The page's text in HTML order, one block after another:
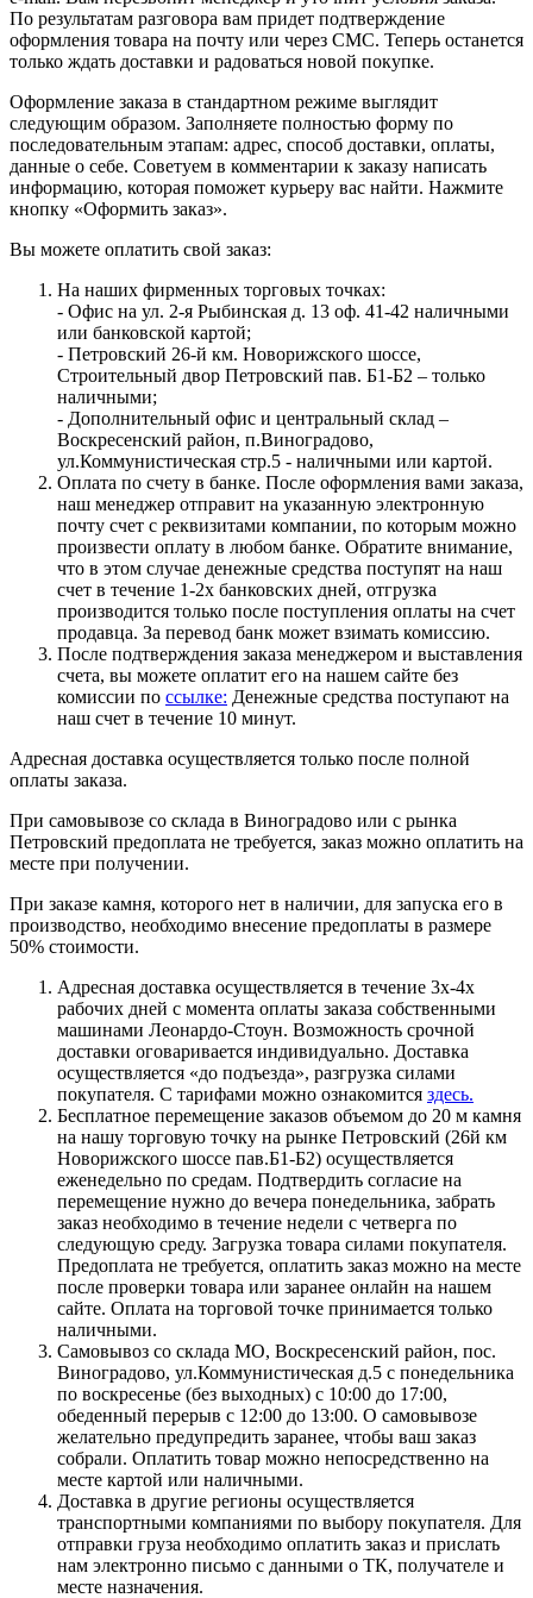
По результатам разговора вам придет подтверждение
оформления товара на почту или через СМС. Теперь останется
только ждать доставки и радоваться новой покупке.
Оформление заказа в стандартном режиме выглядит
следующим образом. Заполняете полностью форму по
последовательным этапам: адрес, способ доставки, оплаты,
данные о себе. Советуем в комментарии к заказу написать
информацию, которая поможет курьеру вас найти. Нажмите
кнопку «Оформить заказ».
Вы можете оплатить свой заказ:
На наших фирменных торговых точках:
- Офис на ул. 2-я Рыбинская д. 13 оф. 41-42 наличными
или банковской картой;
- Петровский 26-й км. Новорижского шоссе,
Строительный двор Петровский пав. Б1-Б2 – только
наличными;
- Дополнительный офис и центральный склад –
Воскресенский район, п.Виноградово,
ул.Коммунистическая стр.5 - наличными или картой.
Оплата по счету в банке. После оформления вами заказа,
наш менеджер отправит на указанную электронную
почту счет с реквизитами компании, по которым можно
произвести оплату в любом банке. Обратите внимание,
что в этом случае денежные средства поступят на наш
счет в течение 1-2х банковских дней, отгрузка
производится только после поступления оплаты на счет
продавца. За перевод банк может взимать комиссию.
После подтверждения заказа менеджером и выставления
счета, вы можете оплатит его на нашем сайте без
комиссии по ссылке: Денежные средства поступают на
наш счет в течение 10 минут.
Адресная доставка осуществляется только после полной
оплаты заказа.
При самовывозе со склада в Виноградово или с рынка
Петровский предоплата не требуется, заказ можно оплатить на
месте при получении.
При заказе камня, которого нет в наличии, для запуска его в
производство, необходимо внесение предоплаты в размере
50% стоимости.
Адресная доставка осуществляется в течение 3х-4х
рабочих дней с момента оплаты заказа собственными
машинами Леонардо-Стоун. Возможность срочной
доставки оговаривается индивидуально. Доставка
осуществляется «до подъезда», разгрузка силами
покупателя. С тарифами можно ознакомится здесь.
Бесплатное перемещение заказов объемом до 20 м камня
на нашу торговую точку на рынке Петровский (26й км
Новорижского шоссе пав.Б1-Б2) осуществляется
еженедельно по средам. Подтвердить согласие на
перемещение нужно до вечера понедельника, забрать
заказ необходимо в течение недели с четверга по
следующую среду. Загрузка товара силами покупателя.
Предоплата не требуется, оплатить заказ можно на месте
после проверки товара или заранее онлайн на нашем
сайте. Оплата на торговой точке принимается только
наличными.
Самовывоз со склада МО, Воскресенский район, пос.
Виноградово, ул.Коммунистическая д.5 с понедельника
по воскресенье (без выходных) с 10:00 до 17:00,
обеденный перерыв с 12:00 до 13:00. О самовывозе
желательно предупредить заранее, чтобы ваш заказ
собрали. Оплатить товар можно непосредственно на
месте картой или наличными.
Доставка в другие регионы осуществляется
транспортными компаниями по выбору покупателя. Для
отправки груза необходимо оплатить заказ и прислать
нам электронно письмо с данными о ТК, получателе и
месте назначения.